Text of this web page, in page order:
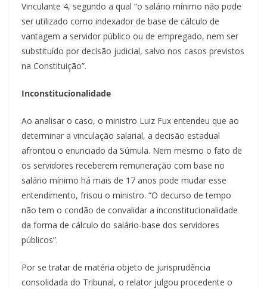
Vinculante 4, segundo a qual “o salário mínimo não pode
ser utilizado como indexador de base de cálculo de
vantagem a servidor público ou de empregado, nem ser
substituído por decisão judicial, salvo nos casos previstos
na Constituição”.
Inconstitucionalidade
Ao analisar o caso, o ministro Luiz Fux entendeu que ao
determinar a vinculação salarial, a decisão estadual
afrontou o enunciado da Súmula. Nem mesmo o fato de
os servidores receberem remuneração com base no
salário mínimo há mais de 17 anos pode mudar esse
entendimento, frisou o ministro. “O decurso de tempo
não tem o condão de convalidar a inconstitucionalidade
da forma de cálculo do salário-base dos servidores
públicos”.
Por se tratar de matéria objeto de jurisprudência
consolidada do Tribunal, o relator julgou procedente o